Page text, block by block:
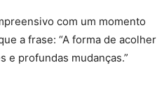
com um momento
a frase: “A forma de acolher
e profundas mudanças.”